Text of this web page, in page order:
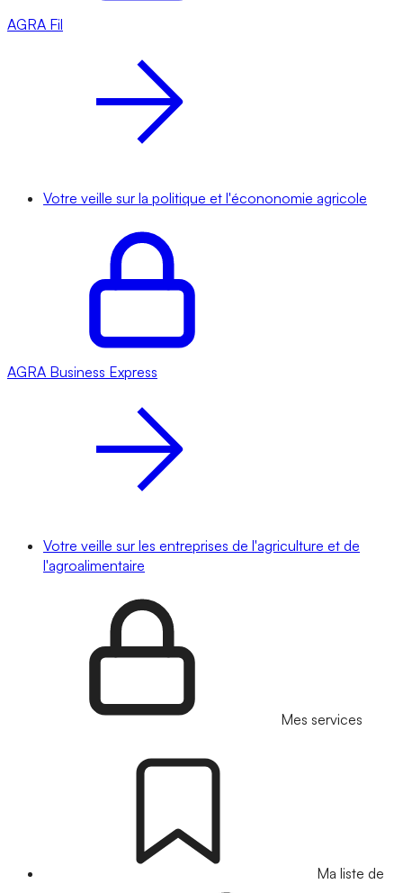
AGRA Fil
Votre veille sur la politique et l'écononomie agricole
AGRA Business Express
Votre veille sur les entreprises de l'agriculture et de
l'agroalimentaire
Mes services
Ma liste de